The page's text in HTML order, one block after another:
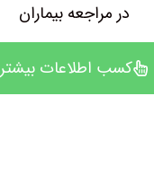
در مراجعه بیماران
کسب اطلاعات بیشتر